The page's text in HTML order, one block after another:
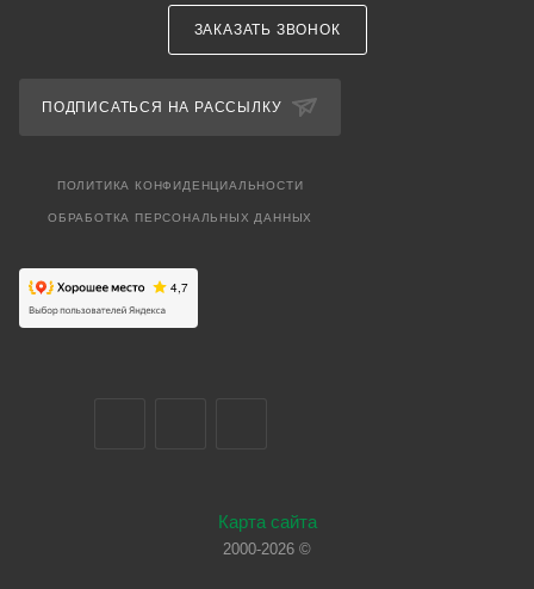
ЗАКАЗАТЬ ЗВОНОК
ПОДПИСАТЬСЯ НА РАССЫЛКУ
ПОЛИТИКА КОНФИДЕНЦИАЛЬНОСТИ
ОБРАБОТКА ПЕРСОНАЛЬНЫХ ДАННЫХ
Карта сайта
2000-2026 ©